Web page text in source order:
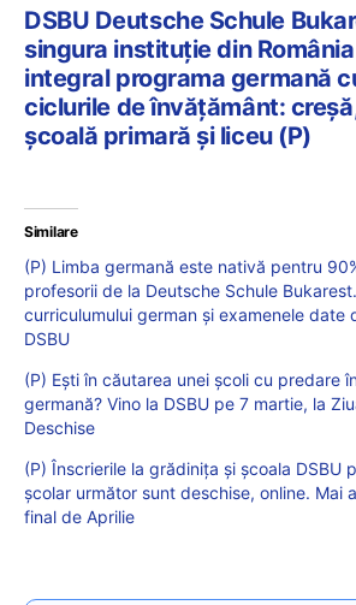
DSBU Deutsche Schule
singura instituție din
integral programa germană
ciclurile de învățământ:
școală primară și liceu (P)
Similare
(P) Limba germană este nativă pentru
profesorii de la Deutsche Schule
curriculumului german și examenele date
DSBU
(P) Ești în căutarea unei școli cu predare
germană? Vino la DSBU pe 7 martie, la
Deschise
(P) Înscrierile la grădinița și școala DSBU
școlar următor sunt deschise, online. Mai
final de Aprilie